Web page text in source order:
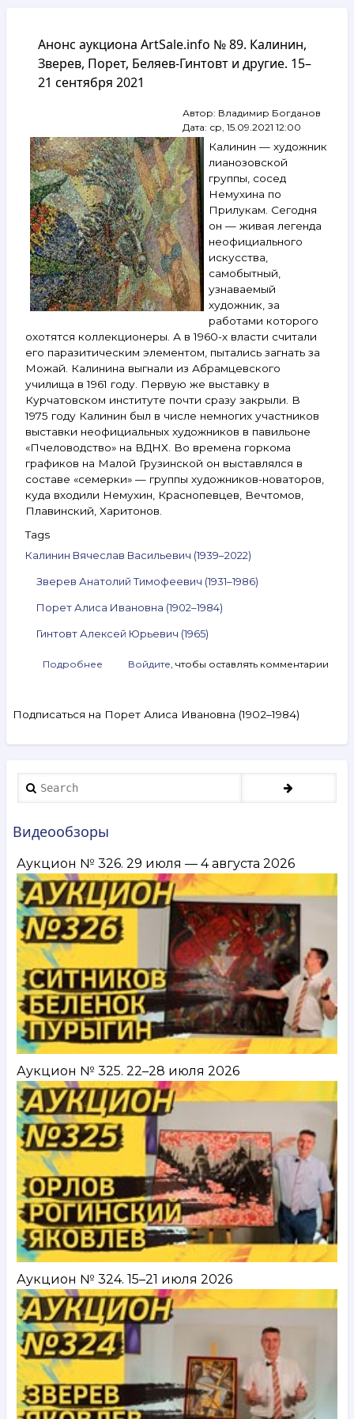
Анонс аукциона ArtSale.info № 89. Калинин,
Зверев, Порет, Беляев-Гинтовт и другие. 15–
21 сентября 2021
Автор: Владимир Богданов
Дата: ср, 15.09.2021 12:00
Калинин — художник
лианозовской
группы, сосед
Немухина по
Прилукам. Сегодня
он — живая легенда
неофициального
искусства,
самобытный,
узнаваемый
художник, за
работами которого
охотятся коллекционеры. А в 1960-х власти считали
его паразитическим элементом, пытались загнать за
Можай. Калинина выгнали из Абрамцевского
училища в 1961 году. Первую же выставку в
Курчатовском институте почти сразу закрыли. В
1975 году Калинин был в числе немногих участников
выставки неофициальных художников в павильоне
«Пчеловодство» на ВДНХ. Во времена горкома
графиков на Малой Грузинской он выставлялся в
составе «семерки» — группы художников-новаторов,
куда входили Немухин, Краснопевцев, Вечтомов,
Плавинский, Харитонов.
Tags
Калинин Вячеслав Васильевич (1939–2022)
Зверев Анатолий Тимофеевич (1931–1986)
Порет Алиса Ивановна (1902–1984)
Гинтовт Алексей Юрьевич (1965)
Подробнее
№ 89.
15–
2021
Войдите , чтобы оставлять комментарии
Подписаться на Порет Алиса Ивановна (1902–1984)
Search
Видеообзоры
Аукцион № 326. 29 июля — 4 августа 2026
Аукцион № 325. 22–28 июля 2026
Аукцион № 324. 15–21 июля 2026